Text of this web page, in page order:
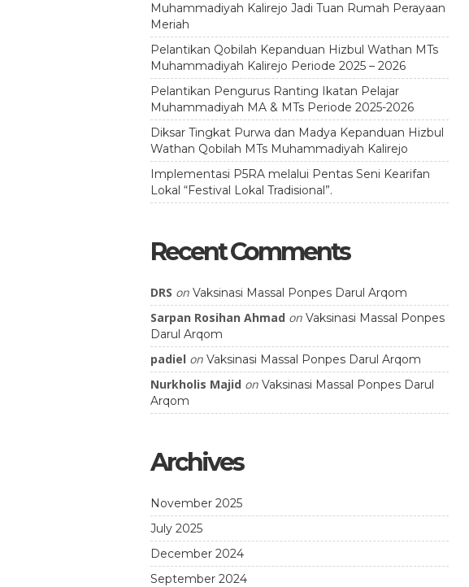
Muhammadiyah Kalirejo Jadi Tuan Rumah Perayaan
Meriah
Pelantikan Qobilah Kepanduan Hizbul Wathan MTs
Muhammadiyah Kalirejo Periode 2025 – 2026
Pelantikan Pengurus Ranting Ikatan Pelajar
Muhammadiyah MA & MTs Periode 2025-2026
Diksar Tingkat Purwa dan Madya Kepanduan Hizbul
Wathan Qobilah MTs Muhammadiyah Kalirejo
Implementasi P5RA melalui Pentas Seni Kearifan
Lokal “Festival Lokal Tradisional”.
Recent Comments
DRS on Vaksinasi Massal Ponpes Darul Arqom
Sarpan Rosihan Ahmad on Vaksinasi Massal Ponpes
Darul Arqom
padiel on Vaksinasi Massal Ponpes Darul Arqom
Nurkholis Majid on Vaksinasi Massal Ponpes Darul
Arqom
Archives
November 2025
July 2025
December 2024
September 2024